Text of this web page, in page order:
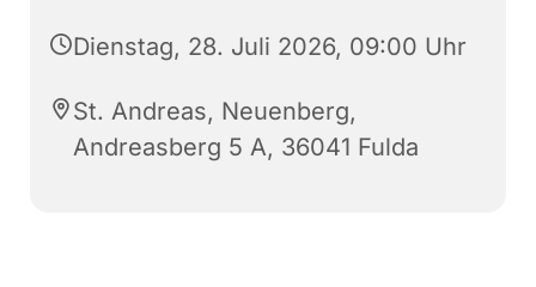
Dienstag, 28. Juli 2026, 09:00 Uhr
St. Andreas, Neuenberg,
Andreasberg 5 A, 36041 Fulda